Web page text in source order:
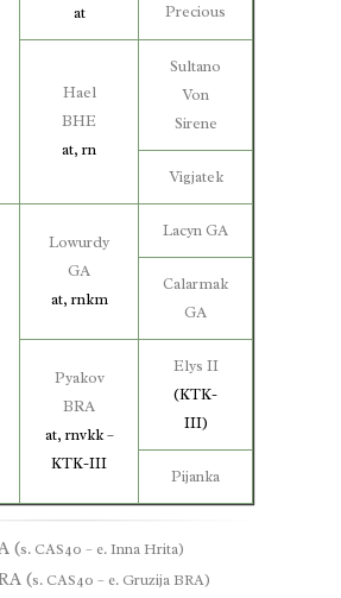
at
Precious
Hael
BHE
at, rn
Sultano
Von
Sirene
Vigjatek
Lowurdy
GA
at, rnkm
Lacyn GA
Calarmak
GA
Pyakov
BRA
at, rnvkk –
KTK-III
Elys II
(KTK-
III)
Pijanka
(s. CAS40 – e. Inna Hrita)
(s. CAS40 – e. Gruzija BRA)